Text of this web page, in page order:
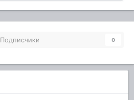
Подписчики 0